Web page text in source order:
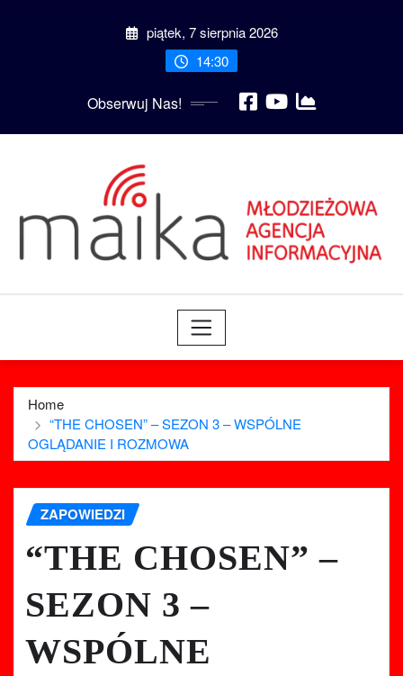
piątek, 7 sierpnia 2026
14:30
Obserwuj Nas!
Home
“THE CHOSEN” – SEZON 3 – WSPÓLNE
OGLĄDANIE I ROZMOWA
ZAPOWIEDZI
“THE CHOSEN” –
SEZON 3 –
WSPÓLNE